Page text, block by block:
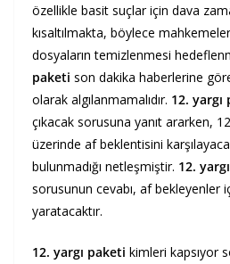
özellikle basit suçlar için dava
kısaltılmakta, böylece
dosyaların temizlenmesi
paketi son dakika haberlerine
olarak algılanmamalıdır. 12. yargı
çıkacak sorusuna yanıt ararken,
üzerinde af beklentisini
bulunmadığı netleşmiştir. 12.
sorusunun cevabı, af bekleyenler
yaratacaktır.
12. yargı paketi kimleri kapsıyor